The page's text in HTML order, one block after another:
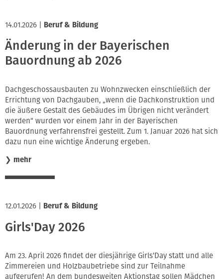
14.01.2026 Beruf & Bildung
Änderung in der Bayerischen
Bauordnung ab 2026
Dachgeschossausbauten zu Wohnzwecken einschließlich der
Errichtung von Dachgauben, „wenn die Dachkonstruktion und
die äußere Gestalt des Gebäudes im Übrigen nicht verändert
werden“ wurden vor einem Jahr in der Bayerischen
Bauordnung verfahrensfrei gestellt. Zum 1. Januar 2026 hat sich
dazu nun eine wichtige Änderung ergeben.
❯ mehr
12.01.2026 Beruf & Bildung
Girls'Day 2026
Am 23. April 2026 findet der diesjährige Girls'Day statt und alle
Zimmereien und Holzbaubetriebe sind zur Teilnahme
aufgerufen! An dem bundesweiten Aktionstag sollen Mädchen